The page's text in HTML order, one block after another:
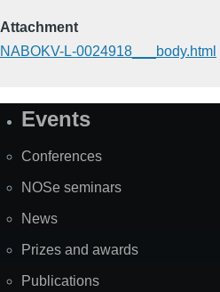
Attachment
NABOKV-L-0024918___body.html
SiteEvents
Conferences
NOSe seminars
News
Prizes and awards
Publications